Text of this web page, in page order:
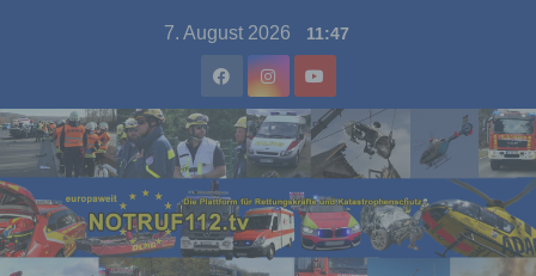
7. August 2026 11:47